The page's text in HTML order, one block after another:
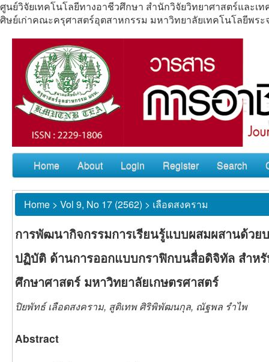
ศูนย์วิจัยเทคโนโลยีทางอาชีวศึกษา สำนักวิจัยวิทยาศาสตร์และ
ศิษย์เก่าคณะครุศาสตร์อุตสาหกรรม มหาวิทยาลัยเทคโนโลยีพระ
Home About Login Register Search
Home > Vol 9, No 17 (2562) > เลือดสงคราม
การพัฒนากิจกรรมการเรียนรู้แบบผสมผสานด้วย
ปฏิบัติ ด้านการออกแบบกราฟิกบนสื่อดิจิทัล สำ
ศึกษาศาสตร์ มหาวิทยาลัยเกษตรศาสตร์
ปิยพัทธ์ เลือดสงคราม, สูติเทพ ศิริพิพัฒนกุล, ณัฐพล รำไพ
Abstract